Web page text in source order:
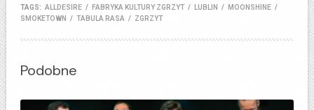
TAGS: ALLDESIRE / FABRYKA KULTURY ZGRZYT / LUBLIN / MOONSHINE /
SMOKETOWN
/ TABULA RASA / ZGRZYT
Podobne